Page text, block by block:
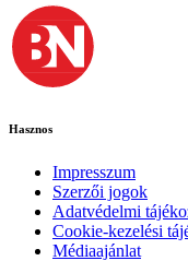
Hasznos
Impresszum
Szerzői jogok
Adatvédelmi
Cookie-kezelési
Médiaajánlat